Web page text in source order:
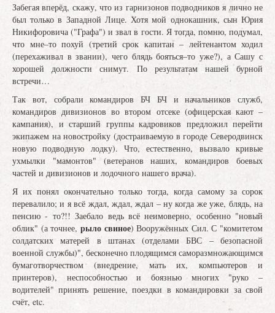
Забегая вперёд, скажу, что из гарнизонов подводников я лично не
был только в Западной Лице. Хотя мой однокашник, сын Юрия
Никифоровича ("Графа") и звал в гости. Я тогда, помню, подумал,
что мне–то похуй (третий срок капитан – лейтенантом ходил
(перехаживал в звании), чего блядь бояться–то уже?), а Сашу с
хорошей должности снимут. По результатам нашей бурной
встречи…
Так вот, собрали командиров БЧ БЧ и начальников служб,
командиров дивизионов во втором отсеке (офицерская кают –
кампания), и старший группы кадровиков предложил перейти
экипажем на новостройку (достраиваемую в городе Северодвинск
новую подводную лодку). Что, естественно, вызвало кривые
ухмылки "мамонтов" (ветеранов наших, командиров боевых
частей и дивизионов и лодочного нашего врача).
Я их понял окончательно только тогда, когда самому за сорок
перевалило; и я всё ждал, ждал, ждал – ну когда же уже, блядь, на
пенсию - то?!! Заебало ведь всё неимоверно, особенно "новый
облик" (а точнее, рыло свиное) Вооружённых Сил. С "комитетом
солдатских матерей в штанах (отделами БВС – безопасной
военной службы)", бесконечно плодящимся саморазмножающимся
бумаготворчеством (внедрение, мать их, компьютеров и
принтеров), неспособностью и боязнью многих "руко –
водителей" принять решение, поездки в командировки за свой
счёт, etc.